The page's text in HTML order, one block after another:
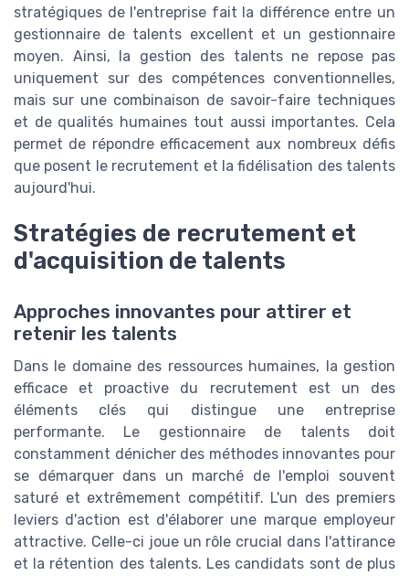
stratégiques de l'entreprise fait la différence entre un
gestionnaire de talents excellent et un gestionnaire
moyen. Ainsi, la gestion des talents ne repose pas
uniquement sur des compétences conventionnelles,
mais sur une combinaison de savoir-faire techniques
et de qualités humaines tout aussi importantes. Cela
permet de répondre efficacement aux nombreux défis
que posent le recrutement et la fidélisation des talents
aujourd'hui.
Stratégies de recrutement et
d'acquisition de talents
Approches innovantes pour attirer et
retenir les talents
Dans le domaine des ressources humaines, la gestion
efficace et proactive du recrutement est un des
éléments clés qui distingue une entreprise
performante. Le gestionnaire de talents doit
constamment dénicher des méthodes innovantes pour
se démarquer dans un marché de l'emploi souvent
saturé et extrêmement compétitif. L'un des premiers
leviers d'action est d'élaborer une marque employeur
attractive. Celle-ci joue un rôle crucial dans l'attirance
et la rétention des talents. Les candidats sont de plus